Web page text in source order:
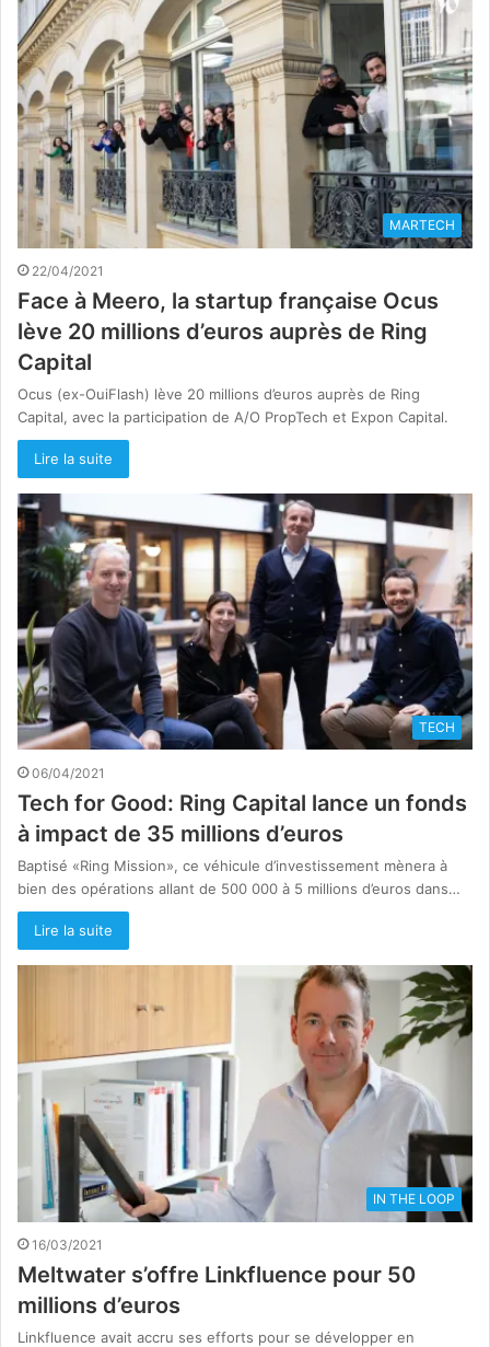
MARTECH
22/04/2021
Face à Meero, la startup française Ocus
lève 20 millions d’euros auprès de Ring
Capital
Ocus (ex-OuiFlash) lève 20 millions d’euros auprès de Ring
Capital, avec la participation de A/O PropTech et Expon Capital.
Lire la suite
TECH
06/04/2021
Tech for Good: Ring Capital lance un fonds
à impact de 35 millions d’euros
Baptisé «Ring Mission», ce véhicule d’investissement mènera à
bien des opérations allant de 500 000 à 5 millions d’euros dans…
Lire la suite
IN THE LOOP
16/03/2021
Meltwater s’offre Linkfluence pour 50
millions d’euros
Linkfluence avait accru ses efforts pour se développer en